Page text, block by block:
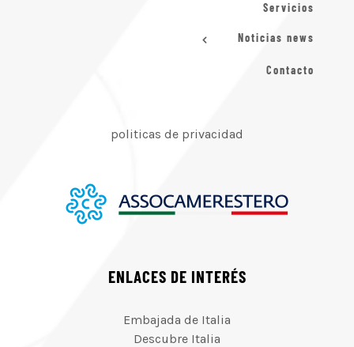
Servicios
Noticias news
Contacto
politicas de privacidad
ENLACES DE INTERÉS
Embajada de Italia
Descubre Italia